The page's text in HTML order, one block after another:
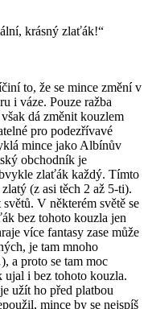
krásný zlaťák!“
to, že se mince změní v
i váze. Pouze ražba
dá změnit kouzlem
pro podezřívavé
mince jako Albínův
obchodník je
zlaťák každý. Tímto
(z asi těch 2 až 5-ti).
V některém světě se
bez tohoto kouzla jen
více fantasy zase může
je tam mnoho
a proto se tam moc
ujal i bez tohoto kouzla.
užít ho před platbou
mince by se nejspíš